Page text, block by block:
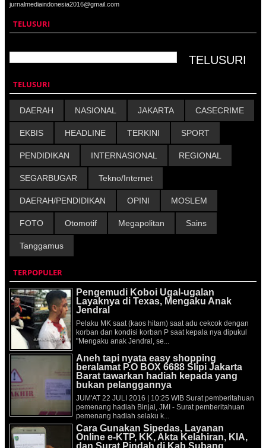
jurnalmediaindonesia2016@gmail.com
TELUSURI
TELUSURI
DAERAH NASIONAL JAKARTA CASECRIME
EKBIS HEADLINE TERKINI SPORT
PENDIDIKAN INTERNASIONAL REGIONAL
SEGARBUGAR Tekno/Internet
DAERAH/PENDIDIKAN OPINI MOSLEM
FOTO Otomotif Megapolitan Sains
Tanggamus
TERPOPULER
Pengemudi Koboi Ugal-ugalan
Layaknya di Texas, Mengaku Anak
Jendral
Pelaku MK saat (kaos hitam) saat adu cekcok dengan
korban dan kondisi korban P saat kepala nya dipukul
"Mengaku anak Jendral, se...
Aneh tapi nyata easy shopping
beralamat P.O BOX 6688 Slipi Jakarta
Barat tawarkan hadiah kepada yang
bukan pelanggannya
JUM'AT 22 JULI 2016 | 10:25 WIB Surat pemberitahuan
pemenang hadiah Binjai, JMI - Surat pemberitahuan
pemenang hadiah selaku k...
Cara Gunakan Sipedas, Layanan
Online e-KTP, KK, Akta Kelahiran, KIA,
dan Surat Pindah di Kab.Subang